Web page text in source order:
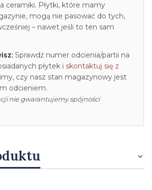
ceramiki. Płytki, które mamy
mogą nie pasować do tych,
– nawet jeśli to ten sam
Sprawdź numer odcienia/partii na
płytek i skontaktuj się z
czy nasz stan magazynowy jest
odcieniem.
nie gwarantujemy spójności